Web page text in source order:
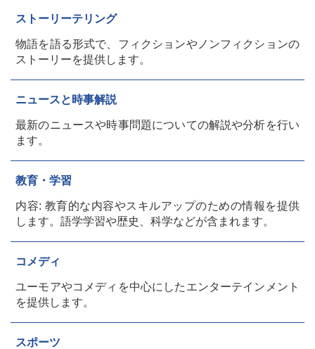
ストーリーテリング
物語を語る形式で、フィクションやノンフィクションの
ストーリーを提供します。
ニュースと時事解説
最新のニュースや時事問題についての解説や分析を行い
ます。
教育・学習
内容: 教育的な内容やスキルアップのための情報を提供
します。語学学習や歴史、科学などが含まれます。
コメディ
ユーモアやコメディを中心にしたエンターテインメント
を提供します。
スポーツ